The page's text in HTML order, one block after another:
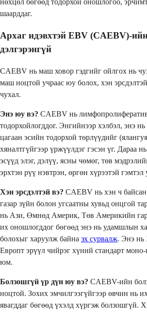
нөхцөл бөгөөд тодорхой оношлогоо,
шаарддаг.
Архаг идэвхтэй EBV (CAEBV)-
дэлгэрэнгүй
CAEBV нь маш ховор гэдгийг ойлгох нь
маш ноцтой учраас юу болох, хэн
чухал.
Энэ юу вэ? CAEBV нь
тодорхойлогддог. Энгийнээр хэлбэл, энэ
цагаан эсийн тодорхой төрлүүдийг
хяналтгүйгээр үржүүлдэг гэсэн үг. Дараа
эсүүд элэг, дэлүү, ясны чөмөг, төв
эрхтэн рүү нэвтрэн, өргөн хүрээтэй гэмтэл
Хэн эрсдэлтэй вэ? CAEBV нь хэн ч
газар зүйн болон угсаатны хувьд онцгой
нь Ази, Өмнөд Америк, Төв Америкийн
их оношлогддог бөгөөд энэ нь удамшлын
болохыг харуулж байна эх сурвалж. Энэ нь
Европт эрүүл чийрэг хүний ​​стандарт
юм.
Болзошгүй үр дүн юу вэ? CAEBV-ийн
ноцтой. Зохих эмчилгээгүйгээр өвчин нь
явагддаг бөгөөд үхэлд хүргэж болзошгүй.